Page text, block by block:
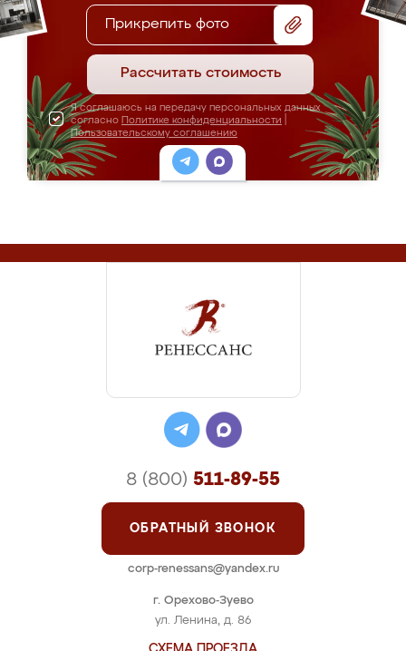
Прикрепить фото
Рассчитать стоимость
Я соглашаюсь на передачу персональных данных
согласно Политике конфиденциальности
Пользовательскому соглашению
г. Орехово-Зуево
ул. Ленина, д. 86
8 (800) 511-89-55
ОБРАТНЫЙ ЗВОНОК
corp-renessans@yandex.ru